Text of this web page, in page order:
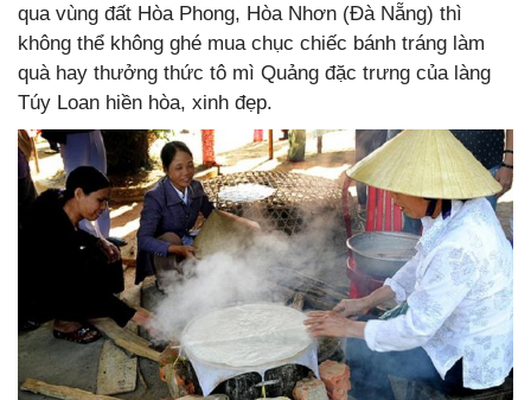
qua vùng đất Hòa Phong, Hòa Nhơn (Đà Nẵng) thì
không thể không ghé mua chục chiếc bánh tráng làm
quà hay thưởng thức tô mì Quảng đặc trưng của làng
Túy Loan hiền hòa, xinh đẹp.